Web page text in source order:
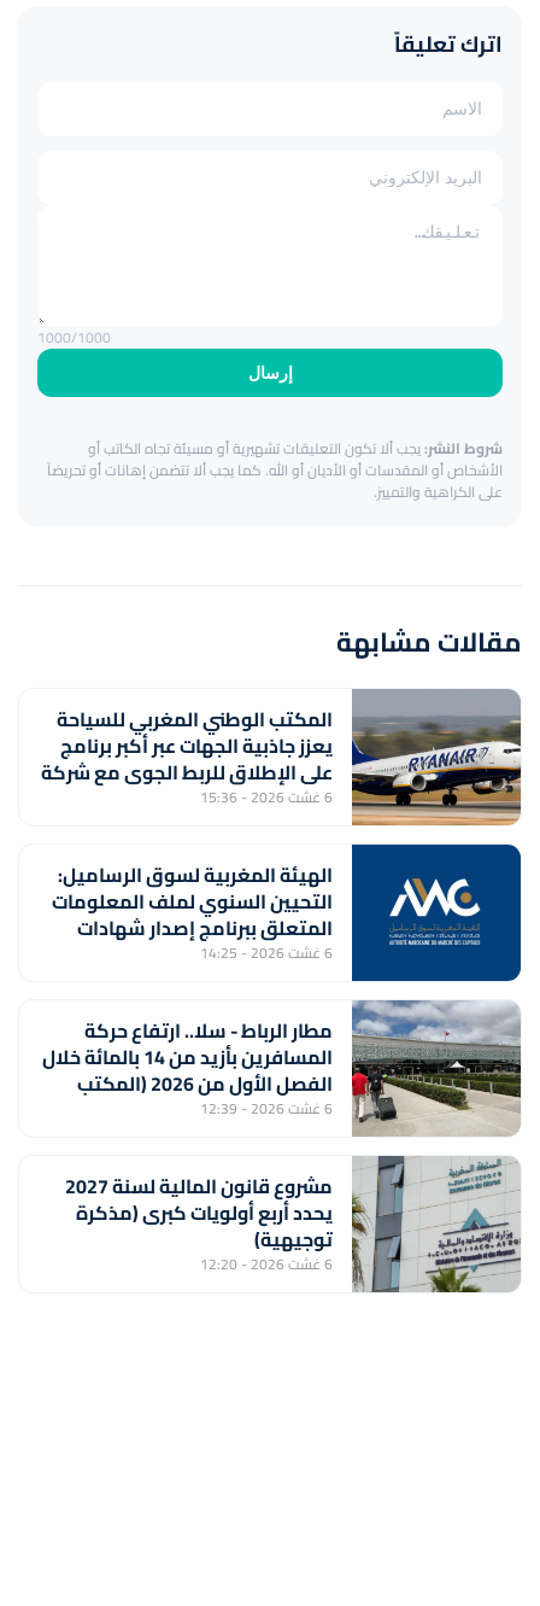
اترك تعليقاً
إرسال
1000/1000
شروط النشر:يجب ألا تكون التعليقات تشهيرية أو مسيئة تجاه الكاتب أو
الأشخاص أو المقدسات أو الأديان أو الله. كما يجب ألا تتضمن إهانات أو تحريضاً
على الكراهية والتمييز.
مقالات مشابهة
المكتب الوطني المغربي للسياحة
يعزز جاذبية الجهات عبر أكبر برنامج
على الإطلاق للربط الجوي مع شركة
"رايان إير"
6 غشت 2026 - 15:36
الهيئة المغربية لسوق الرساميل:
التحيين السنوي لملف المعلومات
المتعلق ببرنامج إصدار شهادات
الإيداع من طرف بنك "CFG"
6 غشت 2026 - 14:25
مطار الرباط - سلا.. ارتفاع حركة
المسافرين بأزيد من 14 بالمائة خلال
الفصل الأول من 2026 (المكتب
الوطني للمطارات)
6 غشت 2026 - 12:39
مشروع قانون المالية لسنة 2027
يحدد أربع أولويات كبرى (مذكرة
توجيهية)
6 غشت 2026 - 12:20